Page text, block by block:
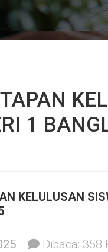
1
KELULUSAN
Dibaca: 358